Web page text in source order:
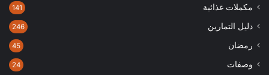
مكملات غذائية 141
دليل التمارين 246
رمضان 45
وصفات 24